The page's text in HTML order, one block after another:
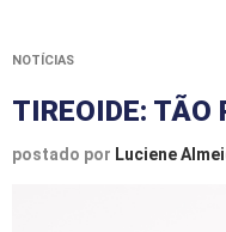
NOTÍCIAS
TIREOIDE: TÃO
postado por Luciene